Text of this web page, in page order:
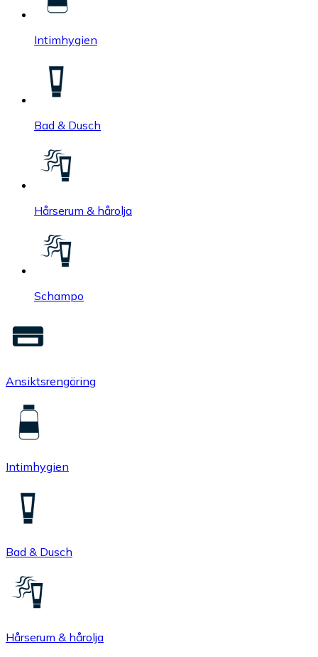
Intimhygien
Bad & Dusch
Hårserum & hårolja
Schampo
Ansiktsrengöring
Intimhygien
Bad & Dusch
Hårserum & hårolja